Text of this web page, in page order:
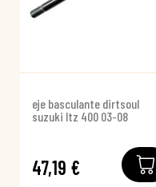
eje basculante dirtsoul
suzuki ltz 400 03-08
47,19 €